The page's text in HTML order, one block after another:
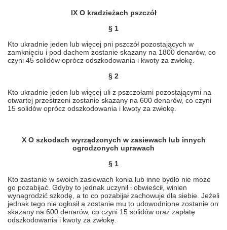
IX O kradzieżach pszczół
§ 1
Kto ukradnie jeden lub więcej pni pszczół pozostających w
zamknięciu i pod dachem zostanie skazany na 1800 denarów, co
czyni 45 solidów oprócz odszkodowania i kwoty za zwłokę.
§ 2
Kto ukradnie jeden lub więcej uli z pszczołami pozostającymi na
otwartej przestrzeni zostanie skazany na 600 denarów, co czyni
15 solidów oprócz odszkodowania i kwoty za zwłokę.
X O szkodach wyrządzonych w zasiewach lub innych
ogrodzonych uprawach
§ 1
Kto zastanie w swoich zasiewach konia lub inne bydło nie może
go pozabijać. Gdyby to jednak uczynił i obwieścił, winien
wynagrodzić szkodę, a to co pozabijał zachowuje dla siebie. Jeżeli
jednak tego nie ogłosił a zostanie mu to udowodnione zostanie on
skazany na 600 denarów, co czyni 15 solidów oraz zapłatę
odszkodowania i kwoty za zwłokę.